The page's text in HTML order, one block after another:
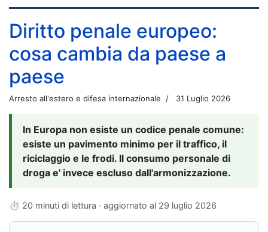
Diritto penale europeo:
cosa cambia da paese a
paese
Arresto all'estero e difesa internazionale 31 Luglio 2026
In Europa non esiste un codice penale comune:
esiste un pavimento minimo per il traffico, il
riciclaggio e le frodi. Il consumo personale di
droga e' invece escluso dall'armonizzazione.
⏱ 20 minuti di lettura · aggiornato al 29 luglio 2026